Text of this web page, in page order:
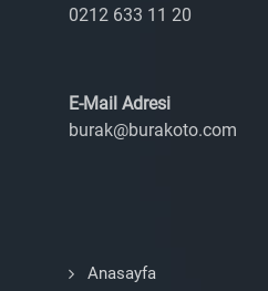
0212 633 11 20
E-Mail Adresi
burak@burakoto.com
Anasayfa